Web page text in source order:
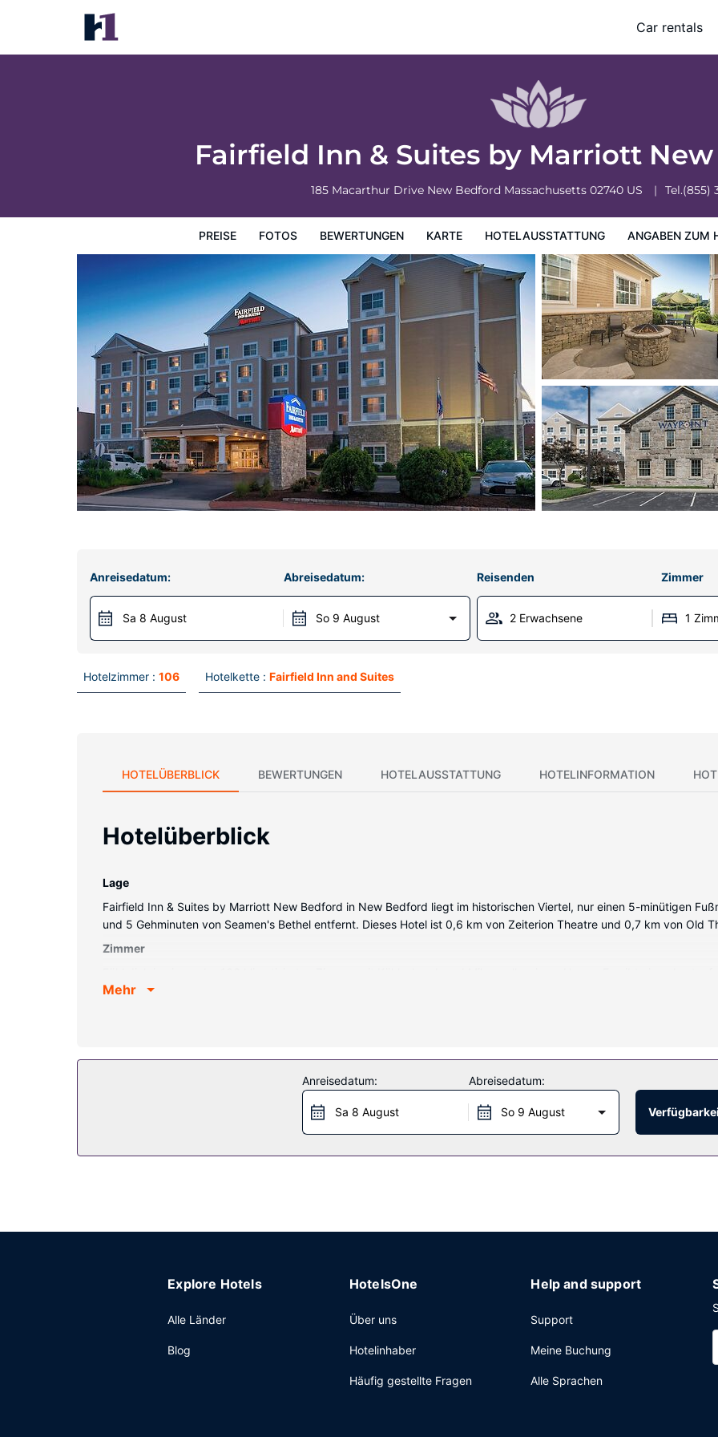
Car rentals
Fairfield Inn & Suites by Marriott
185 Macarthur Drive New Bedford Massachusetts 02740 US Tel.(855)
PREISE FOTOS BEWERTUNGEN KARTE HOTELAUSSTATTUNG ANGABEN ZUM
Fairfield Inn & Suites by Marriott New Bedford
Preise
Anreisedatum:
Sa 8 August
Abreisedatum:
So 9 August
Reisenden Zimmer
2 Erwachsene 1
Hotelzimmer : 106 Hotelkette : Fairfield Inn and Suites
HOTELÜBERBLICK BEWERTUNGEN HOTELAUSSTATTUNG HOTELINFORMATION
Hotelüberblick
Lage
Fairfield Inn & Suites by Marriott New Bedford in New Bedford liegt im historischen Viertel, nur einen 5-minütigen
und 5 Gehminuten von Seamen's Bethel entfernt. Dieses Hotel ist 0,6 km von Zeiterion Theatre und 0,7 km von Old
Zimmer
Zoll Smart-TVs mit Kabelempfang sorgen für Unterhaltung. Es sind eigene Badezimmer mit Badewannen oder
Bankettsaal. Die nahe liegenden Attraktionen erreichst du mit dem kostenfreien Shuttle in die Umgebung.
Fairfield Inn & Suites by Marriott New Bedford bietet seinen Gästen ein Restaurant mit hervorragender Küche.
kontinentales Frühstück wird täglich angeboten.
Mehr
Anreisedatum:
Sa 8 August
Abreisedatum:
So 9 August
Explore Hotels
Alle Länder
Blog
HotelsOne
Über uns
Hotelinhaber
Häufig gestellte Fragen
Help and support
Support
Meine Buchung
Alle Sprachen